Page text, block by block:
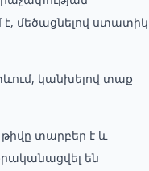
է, մեծացնելով ստատիկ
կանխելով տաք
տարբեր է և
են